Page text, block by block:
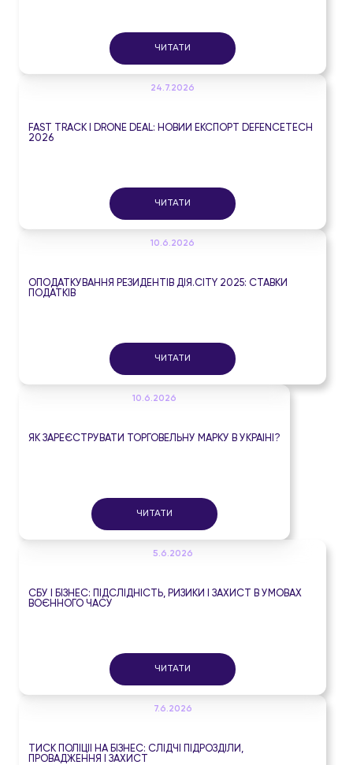
ЧИТАТИ
24.7.2026
FAST TRACK І DRONE DEAL: НОВИЙ ЕКСПОРТ DEFENCETECH
2026
ЧИТАТИ
10.6.2026
ОПОДАТКУВАННЯ РЕЗИДЕНТІВ ДІЯ.CITY 2025: СТАВКИ
ПОДАТКІВ
ЧИТАТИ
10.6.2026
ЯК ЗАРЕЄСТРУВАТИ ТОРГОВЕЛЬНУ МАРКУ В УКРАЇНІ?
ЧИТАТИ
5.6.2026
СБУ І БІЗНЕС: ПІДСЛІДНІСТЬ, РИЗИКИ І ЗАХИСТ В УМОВАХ
ВОЄННОГО ЧАСУ
ЧИТАТИ
7.6.2026
ТИСК ПОЛІЦІЇ НА БІЗНЕС: СЛІДЧІ ПІДРОЗДІЛИ,
ПРОВАДЖЕННЯ І ЗАХИСТ